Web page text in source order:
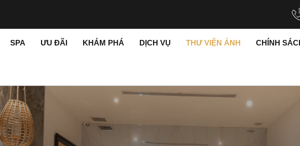
SPA ƯU ĐÃI KHÁM PHÁ DỊCH VỤ THƯ VIỆN ẢNH CHÍNH